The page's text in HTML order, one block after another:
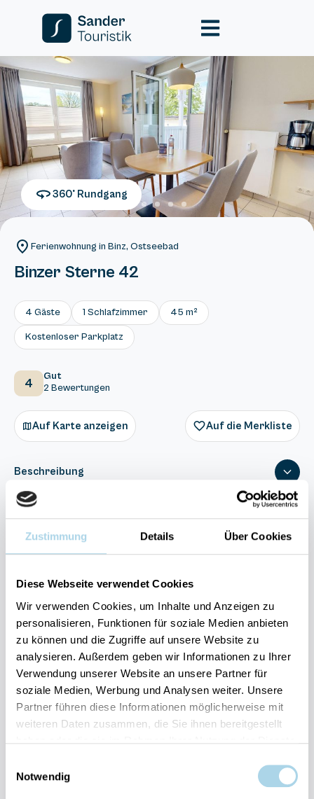
Zustimmung Details Über Cookies
Diese Webseite verwendet Cookies
Wir verwenden Cookies, um Inhalte und Anzeigen zu
personalisieren, Funktionen für soziale Medien anbieten
zu können und die Zugriffe auf unsere Website zu
analysieren. Außerdem geben wir Informationen zu Ihrer
Verwendung unserer Website an unsere Partner für
soziale Medien, Werbung und Analysen weiter. Unsere
Partner führen diese Informationen möglicherweise mit
weiteren Daten zusammen, die Sie ihnen bereitgestellt
Notwendig
360° Rundgang
Ferienwohnung in Binz, Ostseebad
Binzer Sterne 42
4 Gäste 1 Schlafzimmer 45 m²
Kostenloser Parkplatz
4
Gut
2 Bewertungen
Auf Karte anzeigen Auf die Merkliste
Beschreibung
Ausstattung
Ihre Vorteile auf einen Blick:
Bestpreis-Garantie für Ihren Urlaub
Flexible An- und Abreise 24/7 möglich
Risikofrei bis 60 Tage vorher stornieren
Sofortige Buchungsbestätigung
Persönlicher Gästeservice vor Ort Transparente